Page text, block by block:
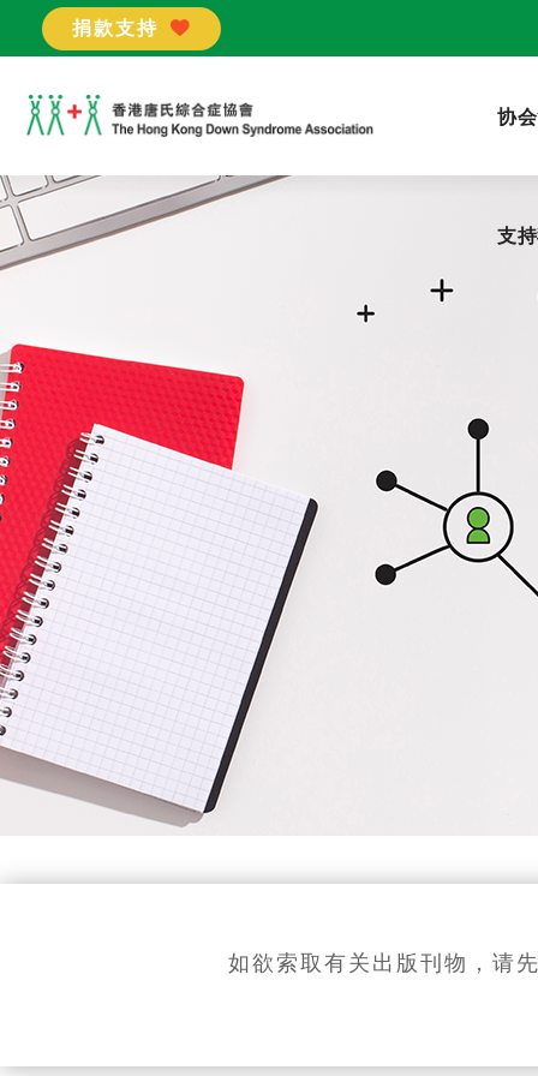
捐款支持
协
支
支
如欲索取有关出版刊物，请